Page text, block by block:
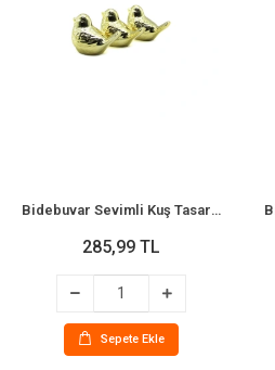
Bidebuvar Sevimli Kuş Tasarımlı Seramik Biblo - Orta Boy - Parlak Altın
285,99 TL
Sepete Ekle